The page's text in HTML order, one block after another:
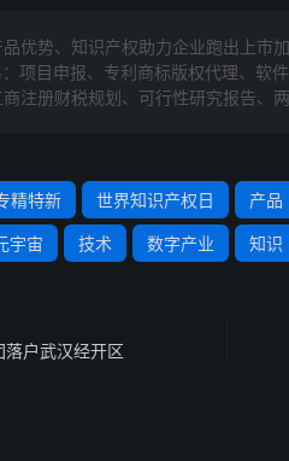
优势、知识产权助力企业跑出上市
项目申报、专利商标版权代理、软
注册财税规划、可行性研究报告、
精特新 世界知识产权日 产品
宇宙 技术 数字产业 知识
落户武汉经开区